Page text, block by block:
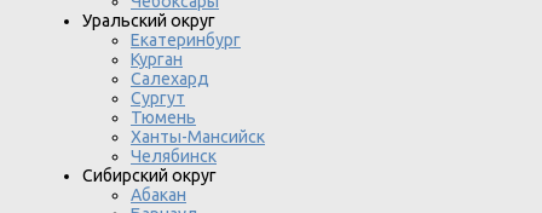
Уральский округ
Екатеринбург
Курган
Салехард
Сургут
Тюмень
Ханты-Мансийск
Челябинск
Сибирский округ
Абакан